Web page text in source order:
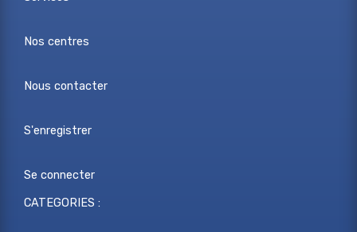
Nos centres
Nous contacter
S'enregistrer
Se connecter
CATEGORIES :